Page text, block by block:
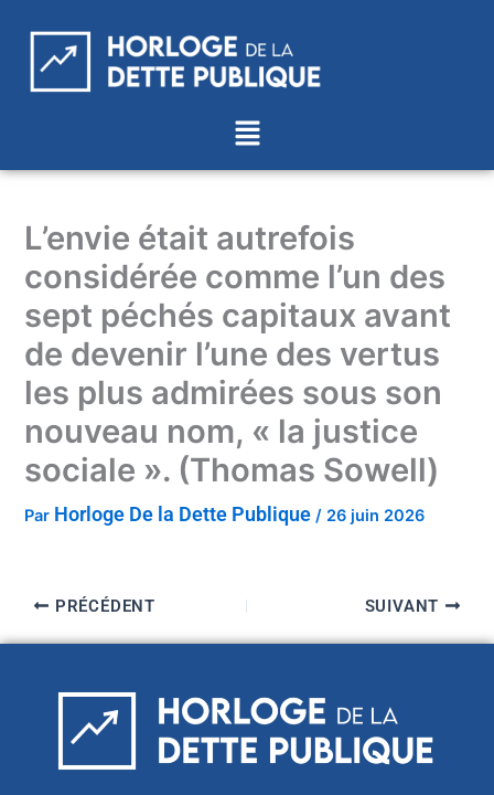
contenu
Menu
L’envie était autrefois
considérée comme l’un des
sept péchés capitaux avant
de devenir l’une des vertus
les plus admirées sous son
nouveau nom, « la justice
sociale ». (Thomas Sowell)
Par Horloge De la Dette Publique / 26 juin 2026
PRÉCÉDENT SUIVANT